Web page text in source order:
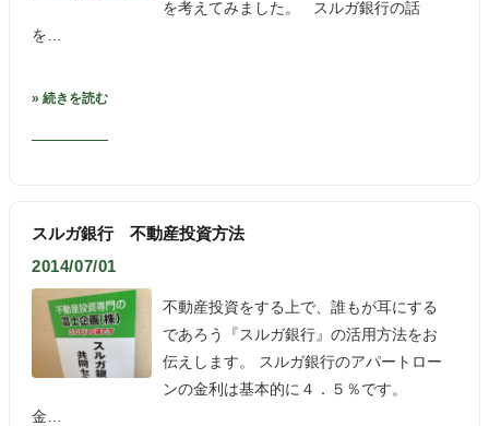
を考えてみました。 スルガ銀行の話
を…
» 続きを読む
スルガ銀行 不動産投資方法
2014/07/01
不動産投資をする上で、誰もが耳にする
であろう『スルガ銀行』の活用方法をお
伝えします。 スルガ銀行のアパートロー
ンの金利は基本的に４．５％です。
金…